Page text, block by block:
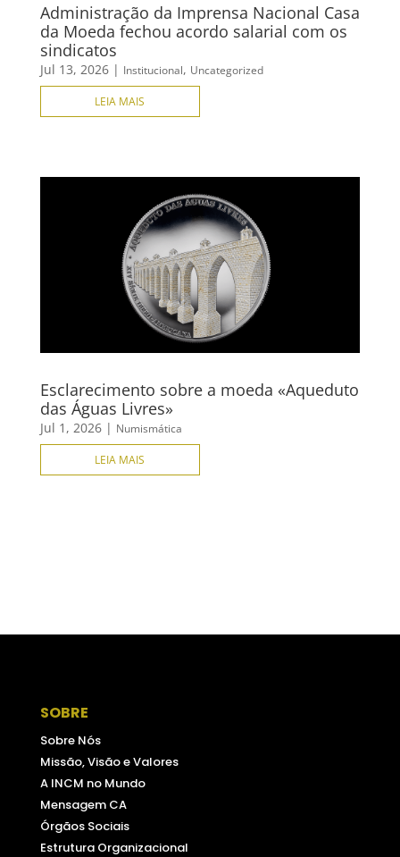
Administração da Imprensa Nacional Casa
da Moeda fechou acordo salarial com os
sindicatos
Jul 13, 2026| Institucional, Uncategorized
LEIA MAIS
Esclarecimento sobre a moeda «Aqueduto
das Águas Livres»
Jul 1, 2026| Numismática
LEIA MAIS
SOBRE
Sobre Nós
Missão, Visão e Valores
A INCM no Mundo
Mensagem CA
Órgãos Sociais
Estrutura Organizacional